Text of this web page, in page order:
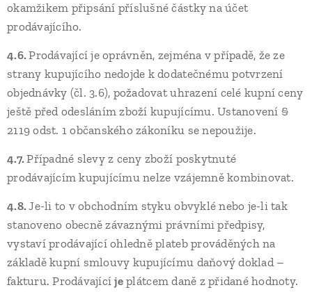
okamžikem připsání příslušné částky na účet
prodávajícího.
4.6.Prodávající je oprávněn, zejména v případě, že ze
strany kupujícího nedojde k dodatečnému potvrzení
objednávky (čl. 3.6), požadovat uhrazení celé kupní ceny
ještě před odesláním zboží kupujícímu. Ustanovení §
2119 odst. 1 občanského zákoníku se nepoužije.
4.7.Případné slevy z ceny zboží poskytnuté
prodávajícím kupujícímu nelze vzájemně kombinovat.
4.8.Je-li to v obchodním styku obvyklé nebo je-li tak
stanoveno obecně závaznými právními předpisy,
vystaví prodávající ohledně plateb prováděných na
základě kupní smlouvy kupujícímu daňový doklad –
fakturu. Prodávajícíjeplátcem daně z přidané hodnoty.